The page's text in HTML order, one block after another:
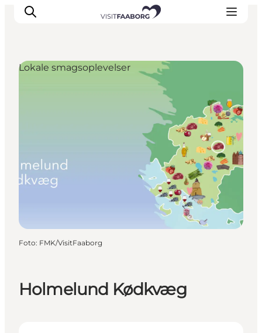
Outdoor
Det sker
Holmelund Kødkvæg
Lokale smagsoplevelser
Foto: FMK/VisitFaaborg